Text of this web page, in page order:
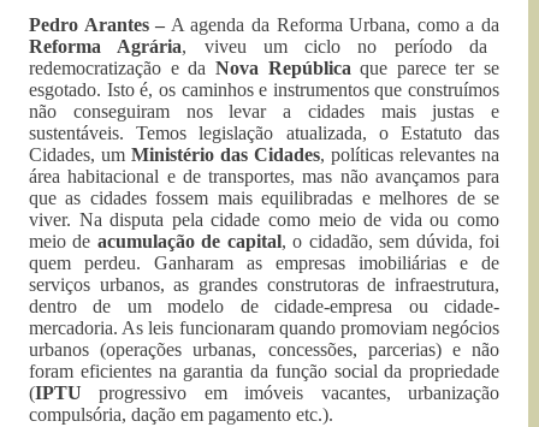
Pedro Arantes – A agenda da Reforma Urbana, como a da
Reforma Agrária, viveu um ciclo no período da
redemocratização e da Nova República que parece ter se
esgotado. Isto é, os caminhos e instrumentos que construímos
não conseguiram nos levar a cidades mais justas e
sustentáveis. Temos legislação atualizada, o Estatuto das
Cidades, umMinistério das Cidades, políticas relevantes na
área habitacional e de transportes, mas não avançamos para
que as cidades fossem mais equilibradas e melhores de se
viver. Na disputa pela cidade como meio de vida ou como
meio de acumulação de capital, o cidadão, sem dúvida, foi
quem perdeu. Ganharam as empresas imobiliárias e de
serviços urbanos, as grandes construtoras de infraestrutura,
dentro de um modelo de cidade-empresa ou cidade-
mercadoria. As leis funcionaram quando promoviam negócios
urbanos (operações urbanas, concessões, parcerias) e não
foram eficientes na garantia da função social da propriedade
(IPTU progressivo em imóveis vacantes, urbanização
compulsória, dação em pagamento etc.).